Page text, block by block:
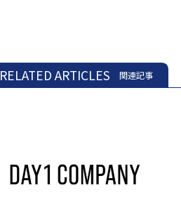
RELATED ARTICLES 関連記事